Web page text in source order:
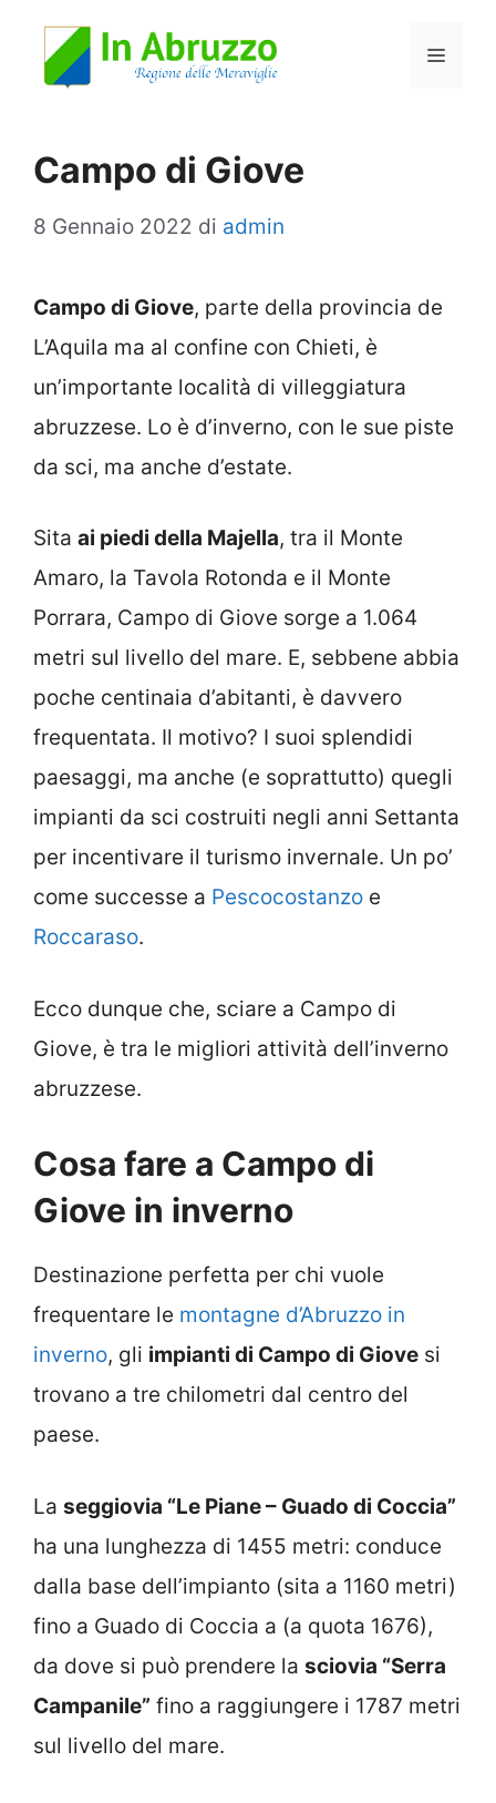
Menu
Campo di Giove
8 Gennaio 2022 di admin
Campo di Giove, parte della provincia de
L’Aquila ma al confine con Chieti, è
un’importante località di villeggiatura
abruzzese. Lo è d’inverno, con le sue piste
da sci, ma anche d’estate.
Sita ai piedi della Majella, tra il Monte
Amaro, la Tavola Rotonda e il Monte
Porrara, Campo di Giove sorge a 1.064
metri sul livello del mare. E, sebbene abbia
poche centinaia d’abitanti, è davvero
frequentata. Il motivo? I suoi splendidi
paesaggi, ma anche (e soprattutto) quegli
impianti da sci costruiti negli anni Settanta
per incentivare il turismo invernale. Un po’
come successe a Pescocostanzo e
Roccaraso.
Ecco dunque che, sciare a Campo di
Giove, è tra le migliori attività dell’inverno
abruzzese.
Cosa fare a Campo di
Giove in inverno
Destinazione perfetta per chi vuole
frequentare le montagne d’Abruzzo in
inverno, gli impianti di Campo di Giove si
trovano a tre chilometri dal centro del
paese.
La seggiovia “Le Piane – Guado di Coccia”
ha una lunghezza di 1455 metri: conduce
dalla base dell’impianto (sita a 1160 metri)
fino a Guado di Coccia a (a quota 1676),
da dove si può prendere la sciovia “Serra
Campanile” fino a raggiungere i 1787 metri
sul livello del mare.